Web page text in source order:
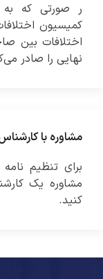
ر صورتی که به
کمیسیون
اختلافات بین
نهایی را صادر
مشاوره با
برای تنظیم
مشاوره یک
کنید.